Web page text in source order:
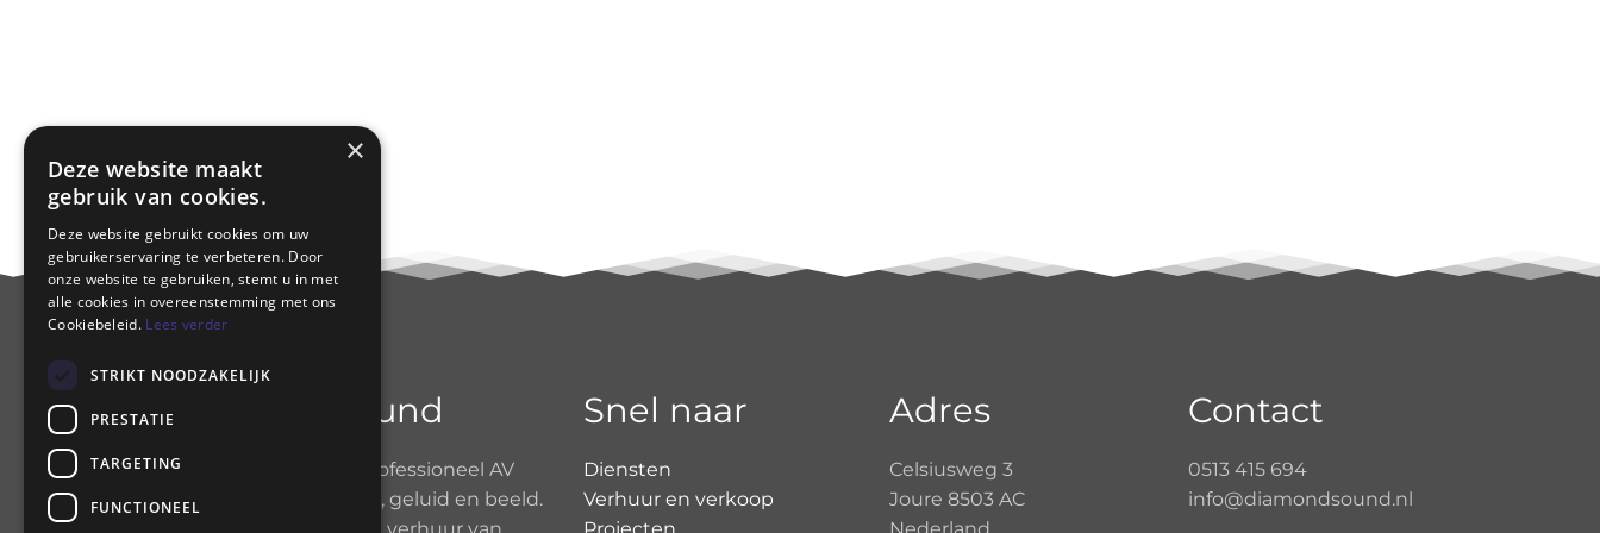
Diamond Sound
Diamond Sound
is een professioneel AV
productiebedrijf in licht, geluid en beeld.
Snel naar
Diensten
Verhuur en verkoop
Adres
Celsiusweg 3
Joure 8503 AC
Contact
0513 415 694
info@diamondsound.nl
×
Deze website maakt
gebruik van cookies.
Deze website gebruikt cookies om uw
gebruikerservaring te verbeteren. Door
onze website te gebruiken, stemt u in met
alle cookies in overeenstemming met ons
Cookiebeleid. Lees verder
STRIKT NOODZAKELIJK
PRESTATIE
TARGETING
FUNCTIONEEL